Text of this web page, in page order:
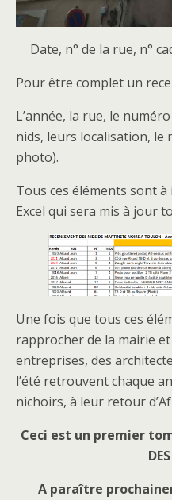
Date, n° de la rue, n°
Pour être complet un
L’année, la rue, le
nids, leurs localisation, le
photo).
Tous ces éléments sont
Excel qui sera mis à jour
Une fois que tous ces
rapprocher de la mairie
entreprises, des
l’été retrouvent chaque
nichoirs, à leur retour
Ceci est un premier
A paraître